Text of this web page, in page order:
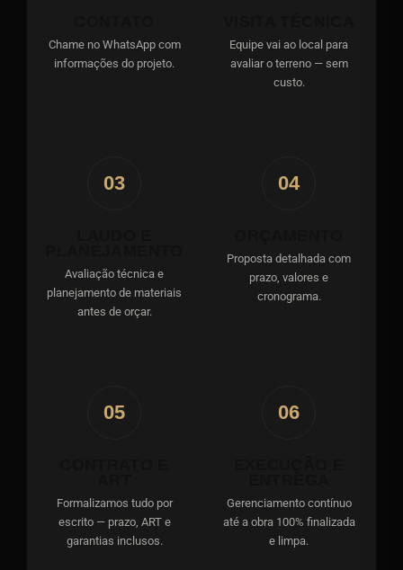
Chame no WhatsApp com
informações do projeto.
Equipe vai ao local para
avaliar o terreno — sem
custo.
03
Avaliação técnica e
planejamento de materiais
antes de orçar.
04
Proposta detalhada com
prazo, valores e
cronograma.
05
Formalizamos tudo por
escrito — prazo, ART e
garantias inclusos.
06
Gerenciamento contínuo
até a obra 100% finalizada
e limpa.